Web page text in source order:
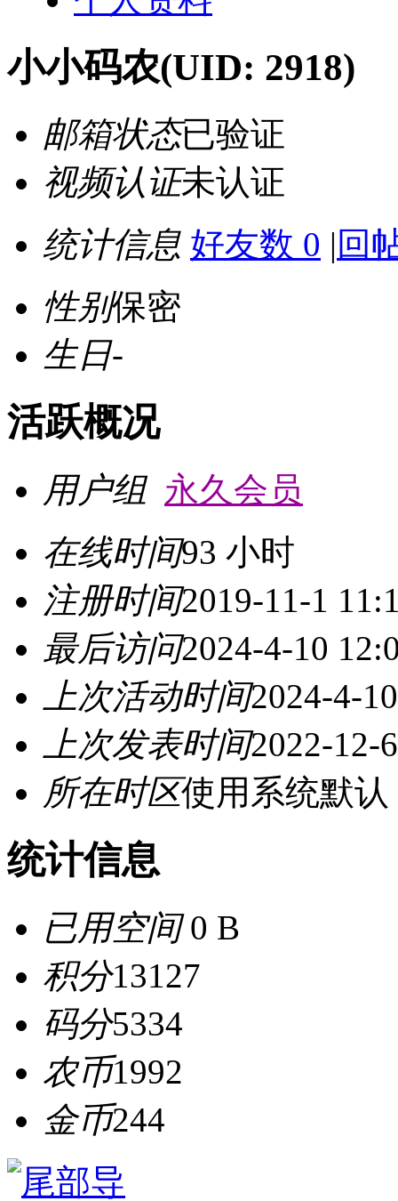
小小码农(UID: 2918)
邮箱状态已验证
视频认证未认证
统计信息 好友数 0 | 回
性别保密
生日-
活跃概况
用户组 永久会员
在线时间93 小时
注册时间2019-11-1
最后访问2024-4-10
上次活动时间2024-4-
上次发表时间2022-12-
所在时区使用系统默认
统计信息
已用空间0 B
积分13127
码分5334
农币1992
金币244